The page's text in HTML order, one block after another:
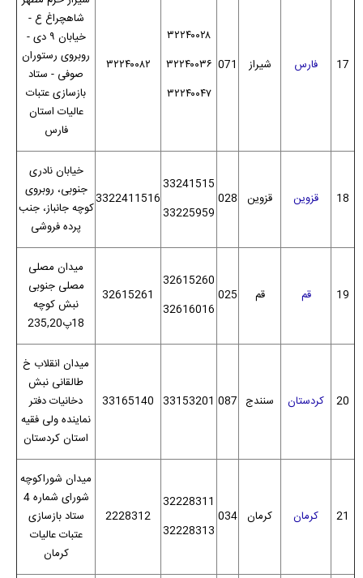
شاهچراغ ع -
خیابان ۹ دی -
روبروی رستوران
صوفی - ستاد
بازسازی عتبات
عالیات استان
فارس
۳۲۲۴۰۰۸۲
۳۲۲۴۰۰۲۸
۳۲۲۴۰۰۳۶
۳۲۲۴۰۰۴۷
071 شیراز فارس 17
خیابان نادری
جنوبی، روبروی
کوچه جانباز، جنب
پرده فروشی
3322411516
33241515
33225959
028 قزوین قزوین 18
میدان مصلی
مصلی جنوبی
نبش کوچه
18پ235,20
32615261
32615260
32616016
025 قم قم 19
میدان انقلاب خ
طالقانی نبش
دخانیات دفتر
نماینده ولی فقیه
استان کردستان
33165140 33153201 087 سنندج کردستان 20
میدان شوراکوچه
شورای شماره 4
ستاد بازسازی
عتبات عالیات
کرمان
2228312
32228311
32228313
034 کرمان کرمان 21